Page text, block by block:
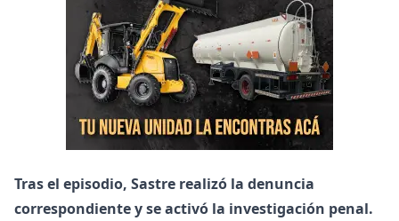
Tras el episodio, Sastre realizó la denuncia
correspondiente y se activó la investigación penal.